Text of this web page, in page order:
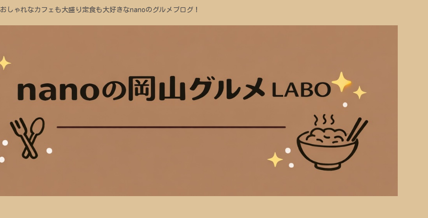
おしゃれなカフェも大盛り定食も大好きなnanoのグルメブログ！